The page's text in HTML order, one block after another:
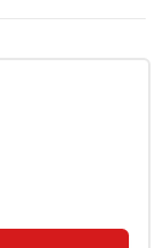
ウェビナー」